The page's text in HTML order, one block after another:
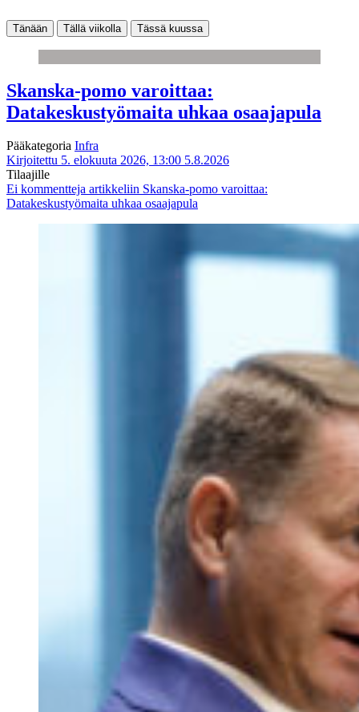
Tänään Tällä viikolla Tässä kuussa
Skanska-pomo varoittaa:
Datakeskustyömaita uhkaa osaajapula
Pääkategoria Infra
Kirjoitettu 5. elokuuta 2026, 13:00 5.8.2026
Tilaajille
Ei kommentteja artikkeliin Skanska-pomo varoittaa:
Datakeskustyömaita uhkaa osaajapula